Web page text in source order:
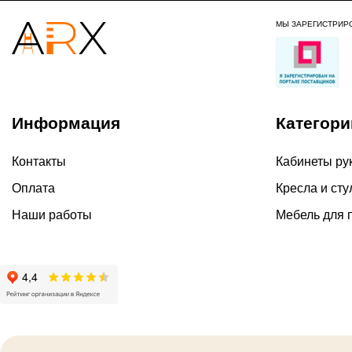
МЫ
Информация
Контакты
Оплата
Наши работы
Кабинеты
Кресла и
Мебель для